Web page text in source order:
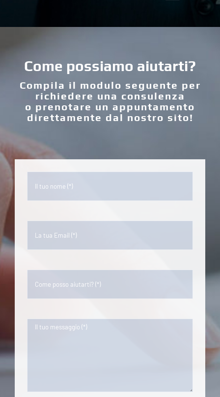
Come possiamo aiutarti?
Compila il modulo seguente per
richiedere una consulenza
o prenotare un appuntamento
direttamente dal nostro sito!